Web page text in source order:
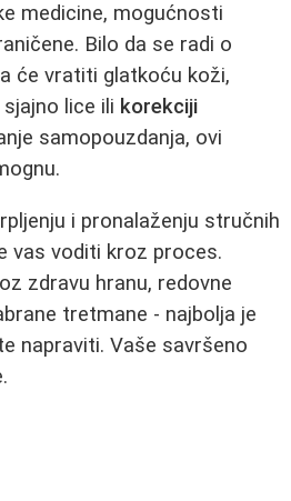
medicine, mogućnosti
Bilo da se radi o
će vratiti glatkoću koži,
sjajno lice ili korekciji
samopouzdanja, ovi
i pronalaženju stručnih
vas voditi kroz proces.
zdravu hranu, redovne
tretmane - najbolja je
napraviti. Vaše savršeno